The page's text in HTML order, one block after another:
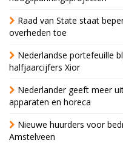
Raad van State staat
overheden toe
Nederlandse portefeuille
halfjaarcijfers Xior
Nederlander geeft meer
apparaten en horeca
Nieuwe huurders voor
Amstelveen